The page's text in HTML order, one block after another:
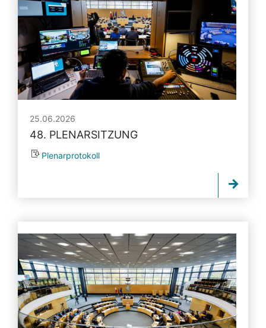
25.06.2026
48. PLENARSITZUNG
Plenarprotokoll